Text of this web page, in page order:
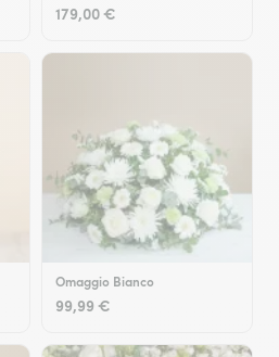
179,00 €
Omaggio Bianco
99,99 €